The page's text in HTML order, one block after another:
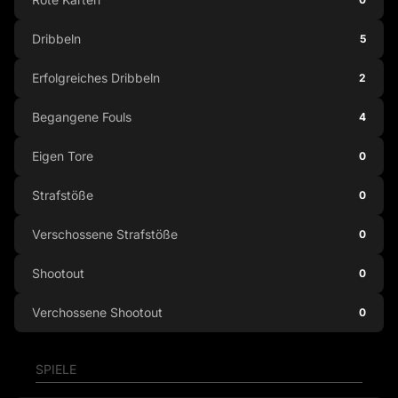
SPIELE
Dribbeln 5
Erfolgreiches Dribbeln 2
Begangene Fouls 4
Eigen Tore 0
Strafstöße 0
Verschossene Strafstöße 0
Shootout 0
Verchossene Shootout 0